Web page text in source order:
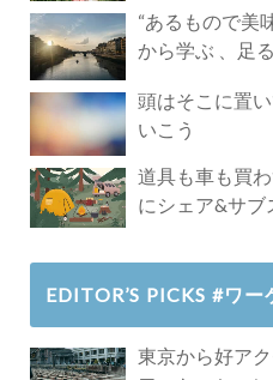
“あるもので美
から学ぶ 、足
頭はそこに置
いこう
道具も車も買
にシェア&サブ
EDITOR’S PICKS #ワー
東京から好ア